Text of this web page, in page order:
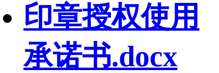
印章授权使用
承诺书.docx